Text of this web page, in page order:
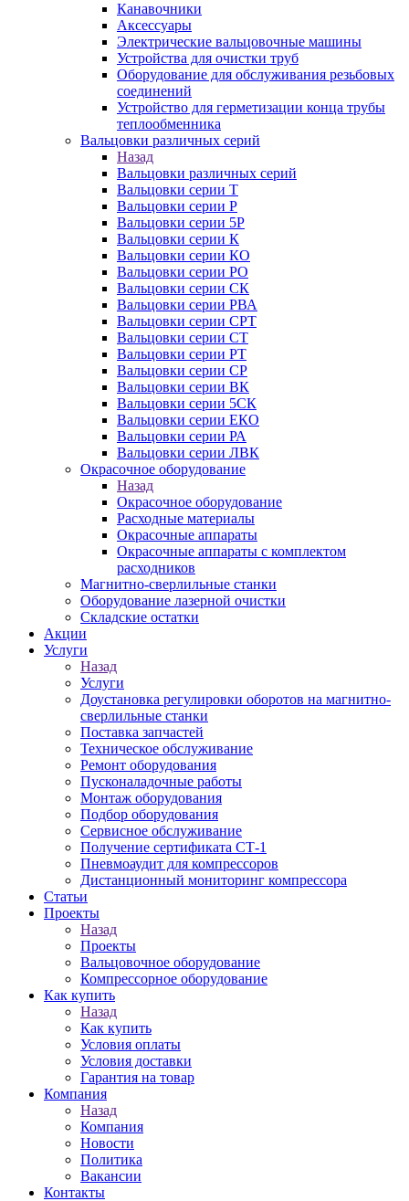
Канавочники
Аксессуары
Электрические вальцовочные машины
Устройства для очистки труб
Оборудование для обслуживания резьбовых
соединений
Устройство для герметизации конца трубы
теплообменника
Вальцовки различных серий
Назад
Вальцовки различных серий
Вальцовки серии Т
Вальцовки серии Р
Вальцовки серии 5Р
Вальцовки серии К
Вальцовки серии КО
Вальцовки серии РО
Вальцовки серии СК
Вальцовки серии РВА
Вальцовки серии СРТ
Вальцовки серии СТ
Вальцовки серии РТ
Вальцовки серии СР
Вальцовки серии ВК
Вальцовки серии 5СК
Вальцовки серии ЕКО
Вальцовки серии РА
Вальцовки серии ЛВК
Окрасочное оборудование
Назад
Окрасочное оборудование
Расходные материалы
Окрасочные аппараты
Окрасочные аппараты с комплектом
расходников
Магнитно-сверлильные станки
Оборудование лазерной очистки
Складские остатки
Акции
Услуги
Назад
Услуги
Доустановка регулировки оборотов на магнитно-
сверлильные станки
Поставка запчастей
Техническое обслуживание
Ремонт оборудования
Пусконаладочные работы
Монтаж оборудования
Подбор оборудования
Сервисное обслуживание
Получение сертификата СТ-1
Пневмоаудит для компрессоров
Дистанционный мониторинг компрессора
Статьи
Проекты
Назад
Проекты
Вальцовочное оборудование
Компрессорное оборудование
Как купить
Назад
Как купить
Условия оплаты
Условия доставки
Гарантия на товар
Компания
Назад
Компания
Новости
Политика
Вакансии
Контакты